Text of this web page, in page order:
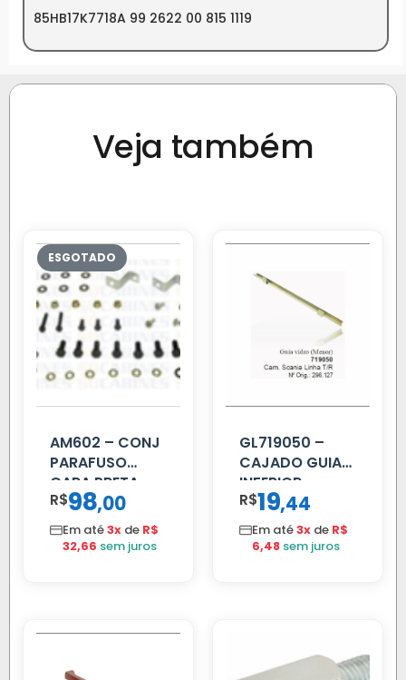
85HB17K7718A 99 2622 00 815 1119
Veja também
AM602 – CONJ
PARAFUSO
CARA PRETA
PARCIAL
R$98,00
Em até3x de R$
32,66 sem juros
GL719050 –
CAJADO GUIA
INFERIOR
SCANIA T/R
112/113 MENOR
R$19,44
Em até3x de R$
6,48 sem juros